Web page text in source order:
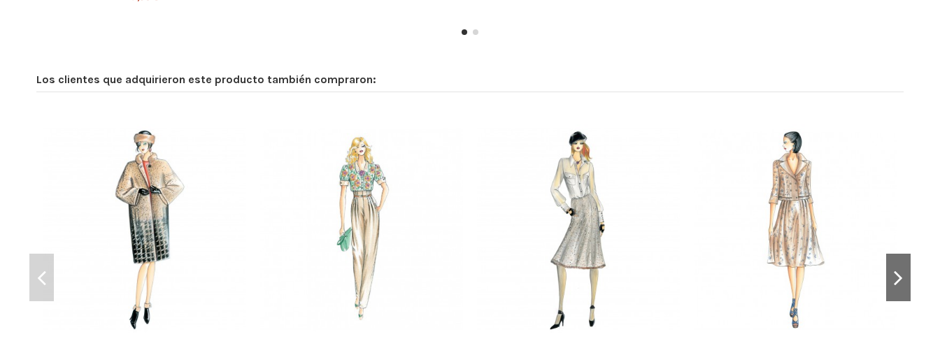
Los clientes que adquirieron este producto también compraron: